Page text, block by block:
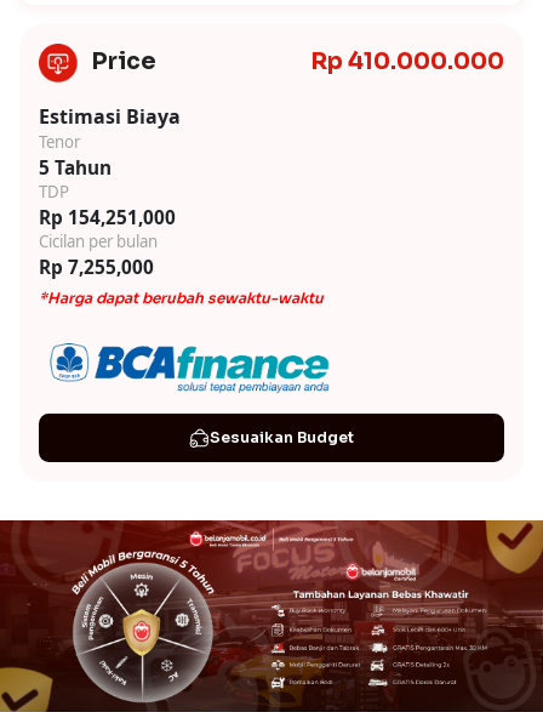
Price Rp 410.000.000
Estimasi Biaya
Tenor
5 Tahun
TDP
Rp 154,251,000
Cicilan per bulan
Rp 7,255,000
*Harga dapat berubah sewaktu-waktu
Sesuaikan Budget